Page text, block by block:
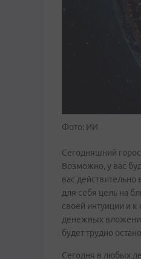
Фото: ИИ
Сегодняшний
Возможно, у вас
вас
для себя цель на
своей интуиции и
денежных
будет трудно
Сегодня в любых